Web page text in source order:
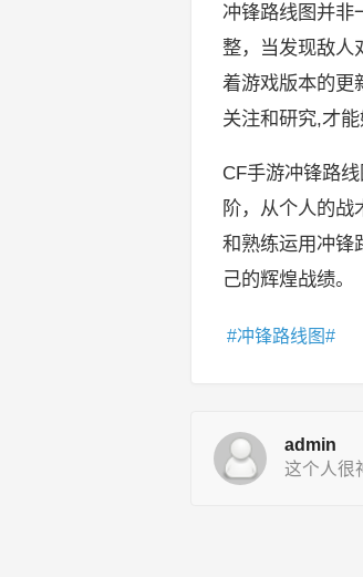
冲锋路线图并非
整，当发现敌人
着游戏版本的更
关注和研究,才能
CF手游冲锋路
阶，从个人的
和熟练运用冲锋
己的辉煌战绩。
冲锋路线图
admin
这个人很